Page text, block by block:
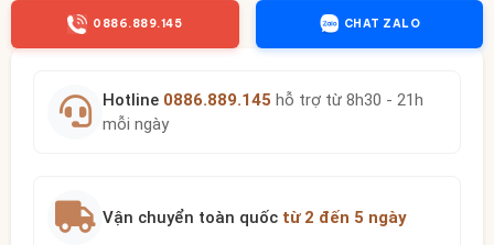
0886.889.145 CHAT ZALO
Hotline 0886.889.145 hỗ trợ từ 8h30 - 21h
mỗi ngày
Vận chuyển toàn quốc từ 2 đến 5 ngày